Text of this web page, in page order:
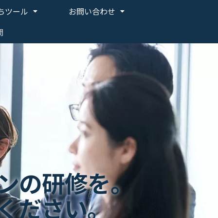
ツール
お問い合わせ
の研修を。
ださい。